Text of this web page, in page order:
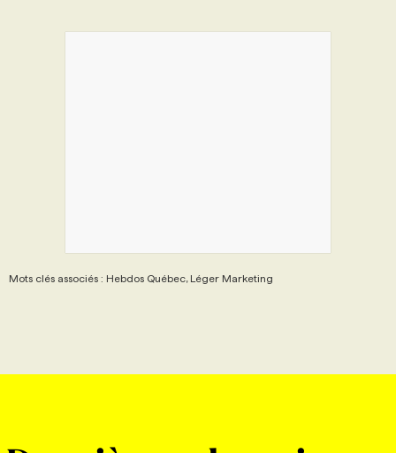
Mots clés associés : Hebdos Québec, Léger Marketing